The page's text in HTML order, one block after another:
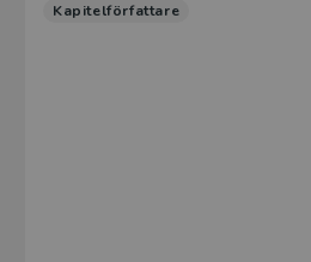
Kapitelförfattare